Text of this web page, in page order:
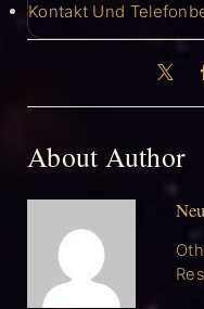
Kontakt Und
About Author